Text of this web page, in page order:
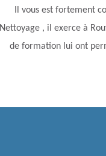
Il vous est fortement
Nettoyage , il exerce à
de formation lui ont